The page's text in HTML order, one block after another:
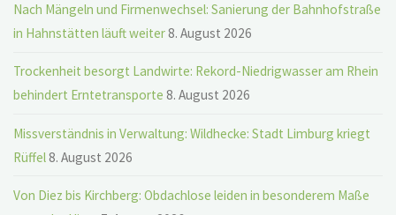
Nach Mängeln und Firmenwechsel: Sanierung der Bahnhofstraße
in Hahnstätten läuft weiter8. August 2026
Trockenheit besorgt Landwirte: Rekord-Niedrigwasser am Rhein
behindert Erntetransporte 8. August 2026
Missverständnis in Verwaltung: Wildhecke: Stadt Limburg kriegt
Rüffel8. August 2026
Von Diez bis Kirchberg: Obdachlose leiden in besonderem Maße